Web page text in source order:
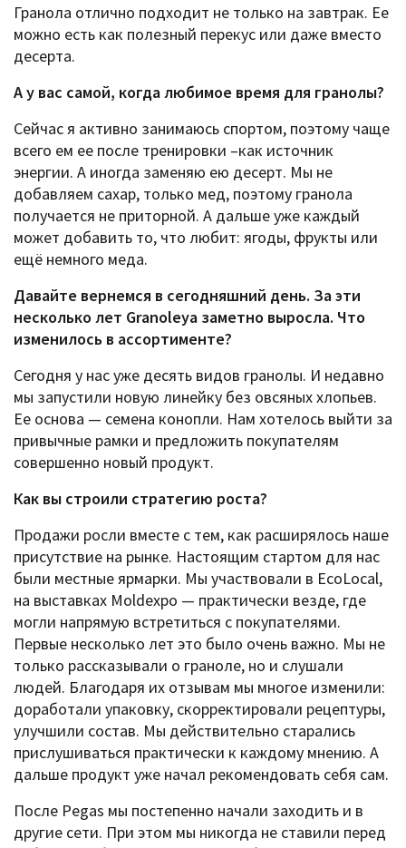
Гранола отлично подходит не только на завтрак. Ее
можно есть как полезный перекус или даже вместо
десерта.
А у вас самой, когда любимое время для гранолы?
Сейчас я активно занимаюсь спортом, поэтому чаще
всего ем ее после тренировки –как источник
энергии. А иногда заменяю ею десерт. Мы не
добавляем сахар, только мед, поэтому гранола
получается не приторной. А дальше уже каждый
может добавить то, что любит: ягоды, фрукты или
ещё немного меда.
Давайте вернемся в сегодняшний день. За эти
несколько лет Granoleya заметно выросла. Что
изменилось в ассортименте?
Сегодня у нас уже десять видов гранолы. И недавно
мы запустили новую линейку без овсяных хлопьев.
Ее основа — семена конопли. Нам хотелось выйти за
привычные рамки и предложить покупателям
совершенно новый продукт.
Как вы строили стратегию роста?
Продажи росли вместе с тем, как расширялось наше
присутствие на рынке. Настоящим стартом для нас
были местные ярмарки. Мы участвовали в EcoLocal,
на выставках Moldexpo — практически везде, где
могли напрямую встретиться с покупателями.
Первые несколько лет это было очень важно. Мы не
только рассказывали о граноле, но и слушали
людей. Благодаря их отзывам мы многое изменили:
доработали упаковку, скорректировали рецептуры,
улучшили состав. Мы действительно старались
прислушиваться практически к каждому мнению. А
дальше продукт уже начал рекомендовать себя сам.
После Pegas мы постепенно начали заходить и в
другие сети. При этом мы никогда не ставили перед